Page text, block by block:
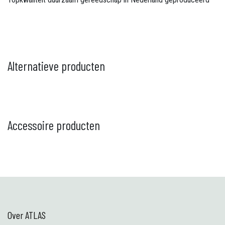
Alternatieve producten
Accessoire producten
Over ATLAS